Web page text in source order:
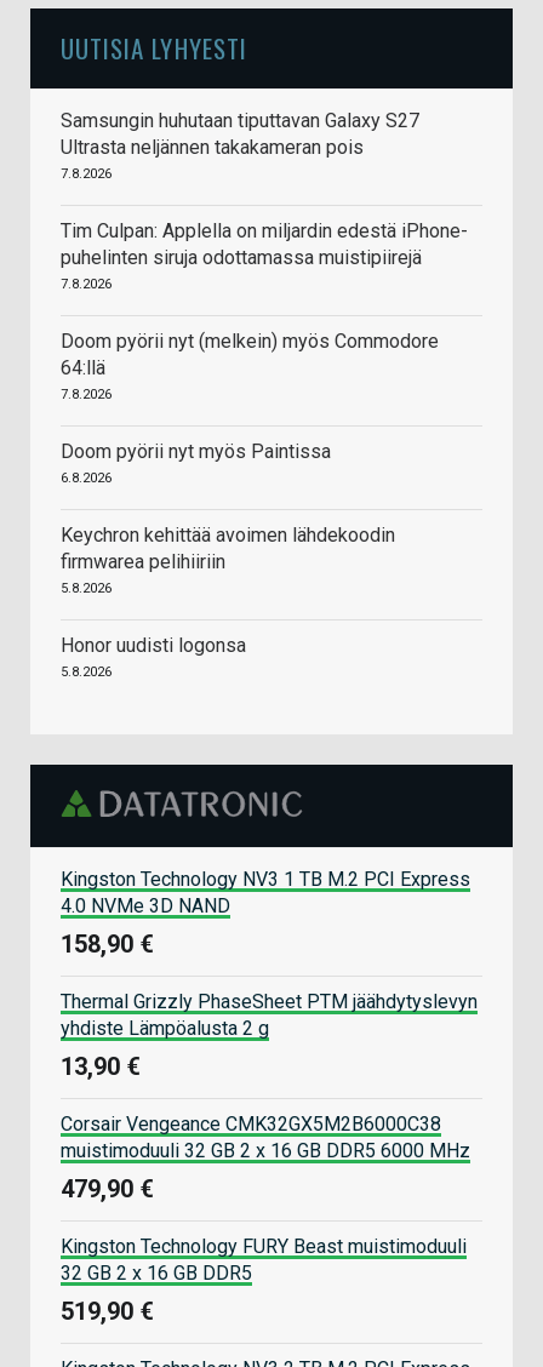
UUTISIA LYHYESTI
Samsungin huhutaan tiputtavan Galaxy S27
Ultrasta neljännen takakameran pois
7.8.2026
Tim Culpan: Applella on miljardin edestä iPhone-
puhelinten siruja odottamassa muistipiirejä
7.8.2026
Doom pyörii nyt (melkein) myös Commodore
64:llä
7.8.2026
Doom pyörii nyt myös Paintissa
6.8.2026
Keychron kehittää avoimen lähdekoodin
firmwarea pelihiiriin
5.8.2026
Honor uudisti logonsa
5.8.2026
Kingston Technology NV3 1 TB M.2 PCI Express
4.0 NVMe 3D NAND
158,90 €
Thermal Grizzly PhaseSheet PTM jäähdytyslevyn
yhdiste Lämpöalusta 2 g
13,90 €
Corsair Vengeance CMK32GX5M2B6000C38
muistimoduuli 32 GB 2 x 16 GB DDR5 6000 MHz
479,90 €
Kingston Technology FURY Beast muistimoduuli
32 GB 2 x 16 GB DDR5
519,90 €